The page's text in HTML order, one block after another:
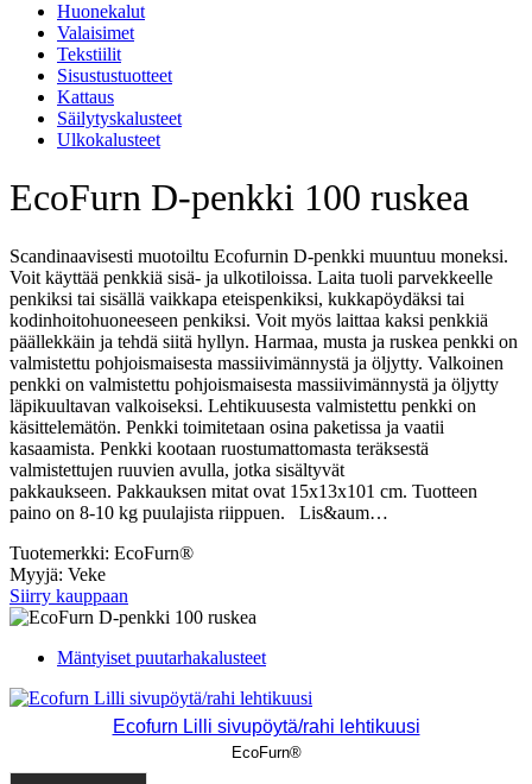
Huonekalut
Valaisimet
Tekstiilit
Sisustustuotteet
Kattaus
Säilytyskalusteet
Ulkokalusteet
EcoFurn D-penkki 100 ruskea
Scandinaavisesti muotoiltu Ecofurnin D-penkki muuntuu moneksi.
Voit käyttää penkkiä sisä- ja ulkotiloissa. Laita tuoli parvekkeelle
penkiksi tai sisällä vaikkapa eteispenkiksi, kukkapöydäksi tai
kodinhoitohuoneeseen penkiksi. Voit myös laittaa kaksi penkkiä
päällekkäin ja tehdä siitä hyllyn. Harmaa, musta ja ruskea penkki on
valmistettu pohjoismaisesta massiivimännystä ja öljytty. Valkoinen
penkki on valmistettu pohjoismaisesta massiivimännystä ja öljytty
läpikuultavan valkoiseksi. Lehtikuusesta valmistettu penkki on
käsittelemätön. Penkki toimitetaan osina paketissa ja vaatii
kasaamista. Penkki kootaan ruostumattomasta teräksestä
valmistettujen ruuvien avulla, jotka sisältyvät
pakkaukseen. Pakkauksen mitat ovat 15x13x101 cm. Tuotteen
paino on 8-10 kg puulajista riippuen. Lis&aum…
Tuotemerkki: EcoFurn®
Myyjä: Veke
Siirry kauppaan
Mäntyiset puutarhakalusteet
Ecofurn Lilli sivupöytä/rahi lehtikuusi
EcoFurn®